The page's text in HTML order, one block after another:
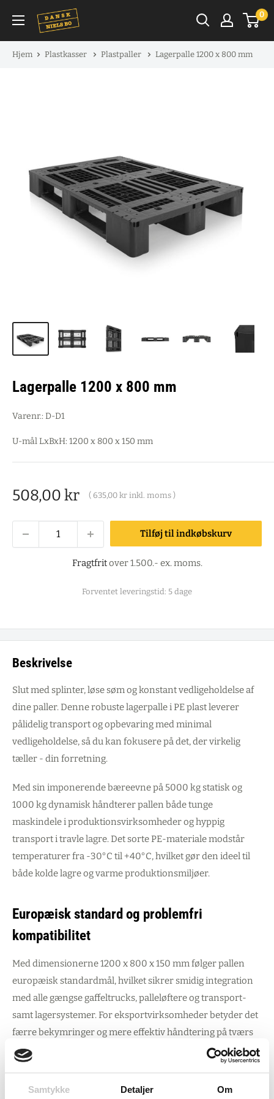
Samtykke Detaljer Om
indhold
0
Hjem Plastkasser Plastpaller Lagerpalle 1200 x 800 mm
Lagerpalle 1200 x 800 mm
Varenr.: D-D1
U-mål LxBxH: 1200 x 800 x 150 mm
Salgspris
508,00 kr ( 635,00 kr inkl. moms )
Tilføj til indkøbskurv
Fragtfritover 1.500.- ex. moms.
Forventet leveringstid: 5 dage
Beskrivelse
Slut med splinter, løse søm og konstant vedligeholdelse af
dine paller. Denne robuste lagerpalle i PE plast leverer
pålidelig transport og opbevaring med minimal
vedligeholdelse, så du kan fokusere på det, der virkelig
tæller - din forretning.
Med sin imponerende bæreevne på 5000 kg statisk og
1000 kg dynamisk håndterer pallen både tunge
maskindele i produktionsvirksomheder og hyppig
transport i travle lagre. Det sorte PE-materiale modstår
temperaturer fra -30°C til +40°C, hvilket gør den ideel til
både kolde lagre og varme produktionsmiljøer.
Europæisk standard og problemfri
kompatibilitet
Med dimensionerne 1200 x 800 x 150 mm følger pallen
europæisk standardmål, hvilket sikrer smidig integration
med alle gængse gaffeltrucks, palleløftere og transport-
samt lagersystemer. For eksportvirksomheder betyder det
færre bekymringer og mere effektiv håndtering på tværs
af grænser.
muligheden for at stable 16 stk. pr. stak optimerer både